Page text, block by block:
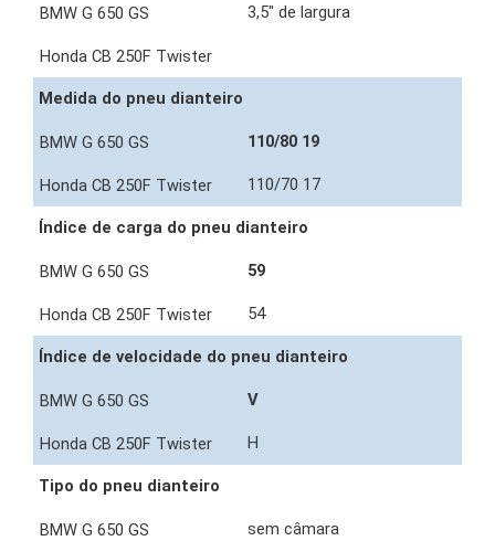
3,5" de largura
Medida do pneu dianteiro
110/80 19
110/70 17
Índice de carga do pneu dianteiro
59
54
Índice de velocidade do pneu dianteiro
V
H
Tipo do pneu dianteiro
sem câmara